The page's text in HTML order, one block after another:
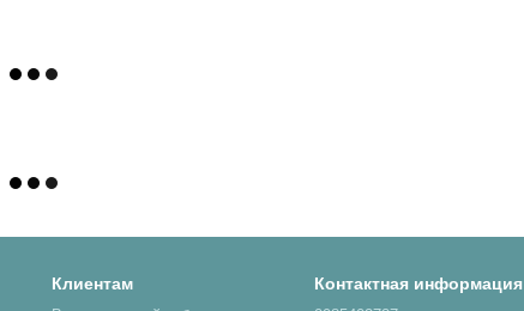
Клиентам Контактная информация